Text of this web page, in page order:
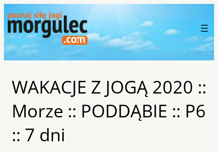
WAKACJE Z JOGĄ 2020 ::
Morze :: PODDĄBIE :: P6
:: 7 dni